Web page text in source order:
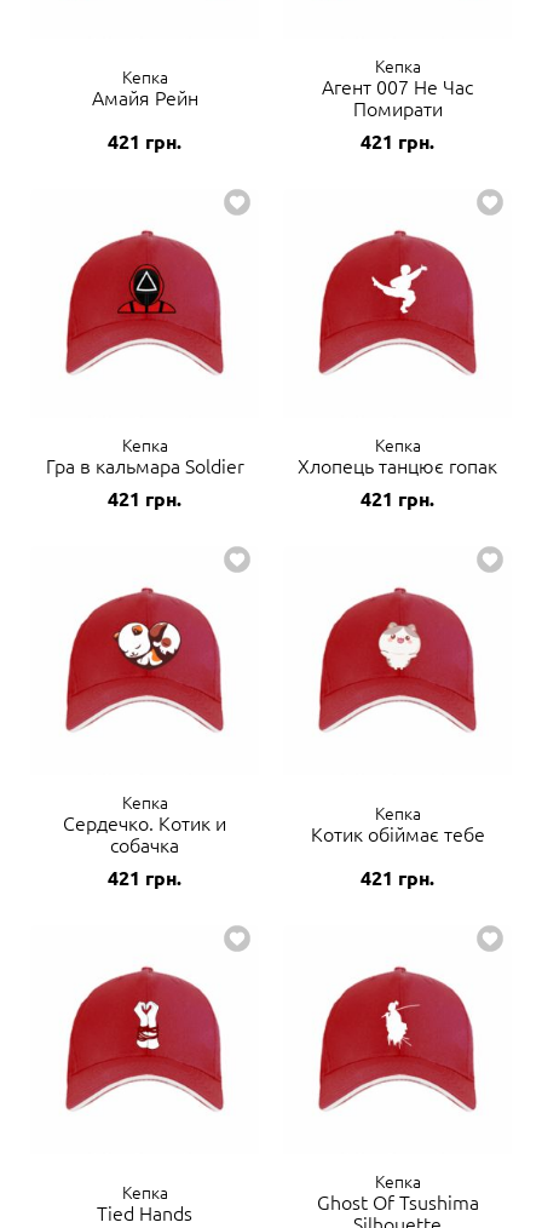
Кепка
Амайя Рейн
421 грн.
Кепка
Агент 007 Не Час
Помирати
421 грн.
Кепка
Гра в кальмара Soldier
421 грн.
Кепка
Хлопець танцює гопак
421 грн.
Кепка
Сердечко. Котик и
собачка
421 грн.
Кепка
Котик обіймає тебе
421 грн.
Кепка
Tied Hands
Кепка
Ghost Of Tsushima